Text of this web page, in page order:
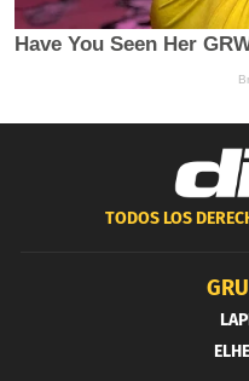
TODOS LOS